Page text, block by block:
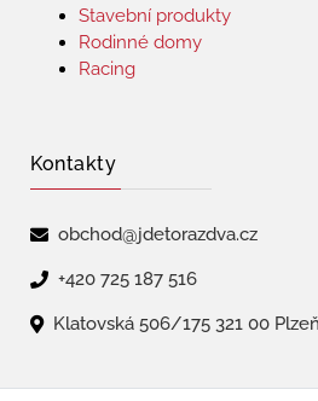
Stavební produkty
Rodinné domy
Racing
Kontakty
obchod@jdetorazdva.cz
+420 725 187 516
Klatovská 506/175 321 00